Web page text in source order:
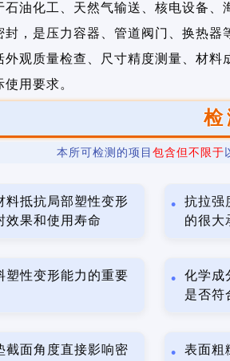
石油化工、天然气输送、核电设备
，是压力容器、管道阀门、换热器
外观质量检查、尺寸精度测量、材
用要求。
检
本所可检测的项目 包含但不限于
料抵抗局部塑性变形
效果和使用寿命
抗拉强
的很大
塑性变形能力的重要
化学成
是否符
截面角度直接影响密
表面粗